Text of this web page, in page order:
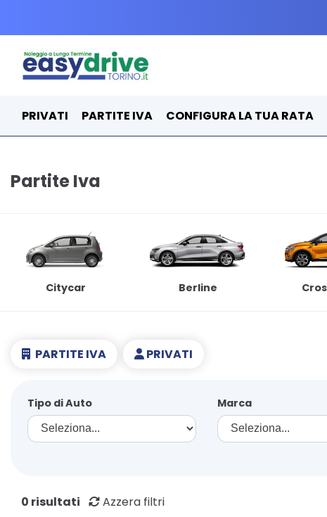
PRIVATI PARTITE IVA CONFIGURA LA TUA RATA
Partite Iva
Citycar Berline
PARTITE IVA PRIVATI
Tipo di Auto Marca
0 risultati Azzera filtri